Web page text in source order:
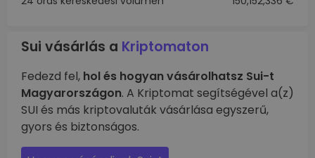
Sui vásárlás a Kriptomaton
Fedezd fel, hol és hogyan vásárolhatsz Sui-t
Magyarországon. A Kriptomat segítségével a(z)
SUI és más kriptovaluták vásárlása egyszerű,
gyors és biztonságos.